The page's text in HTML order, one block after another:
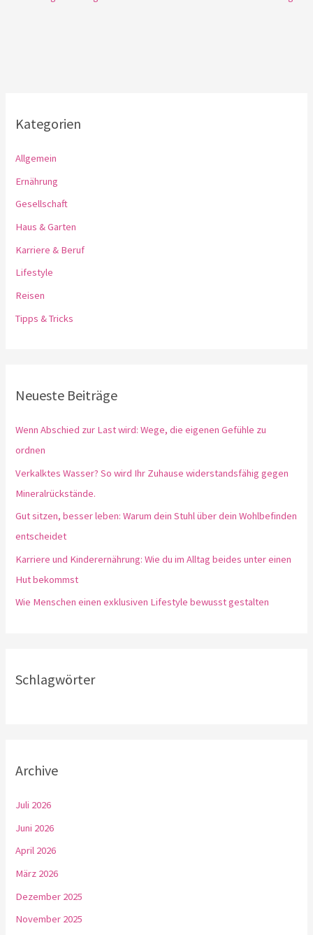
Kategorien
Allgemein
Ernährung
Gesellschaft
Haus & Garten
Karriere & Beruf
Lifestyle
Reisen
Tipps & Tricks
Neueste Beiträge
Wenn Abschied zur Last wird: Wege, die eigenen Gefühle zu
ordnen
Verkalktes Wasser? So wird Ihr Zuhause widerstandsfähig gegen
Mineralrückstände.
Gut sitzen, besser leben: Warum dein Stuhl über dein Wohlbefinden
entscheidet
Karriere und Kinderernährung: Wie du im Alltag beides unter einen
Hut bekommst
Wie Menschen einen exklusiven Lifestyle bewusst gestalten
Schlagwörter
Archive
Juli 2026
Juni 2026
April 2026
März 2026
Dezember 2025
November 2025